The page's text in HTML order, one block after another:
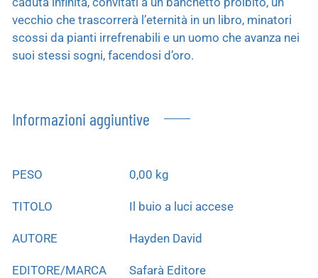
vecchio che trascorrerà l’eternità in un libro, minatori
scossi da pianti irrefrenabili e un uomo che avanza nei
suoi stessi sogni, facendosi d’oro.
Informazioni aggiuntive
PESO 0,00 kg
TITOLO Il buio a luci accese
AUTORE Hayden David
EDITORE/MARCA Safarà Editore